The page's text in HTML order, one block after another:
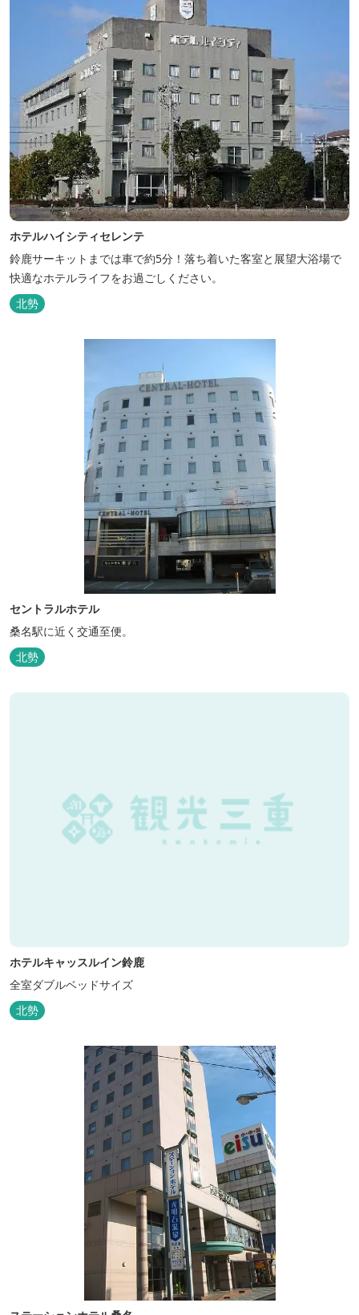
ホテルハイシティセレンテ
鈴鹿サーキットまでは車で約5分！落ち着いた客室と展望大浴場で
快適なホテルライフをお過ごしください。
北勢
セントラルホテル
桑名駅に近く交通至便。
北勢
ホテルキャッスルイン鈴鹿
全室ダブルベッドサイズ
北勢